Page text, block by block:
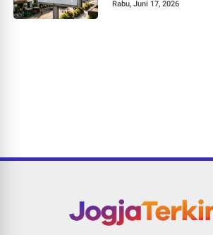
Rabu, Juni 17, 2026